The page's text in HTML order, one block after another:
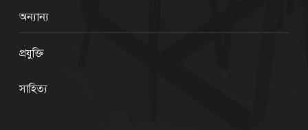
অন্যান্য
প্রযুক্তি
সাহিত্য